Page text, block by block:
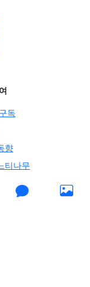
독
향
티나무